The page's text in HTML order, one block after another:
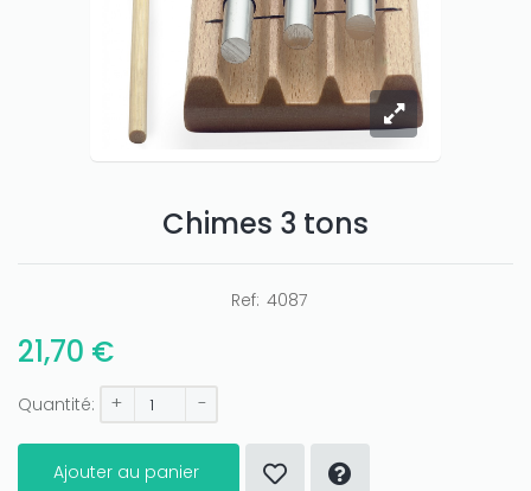
Chimes 3 tons
Ref: 4087
21,70 €
Quantité: + -
Ajouter au panier
Only play at
if you really want to win a huge
amount on your credits!